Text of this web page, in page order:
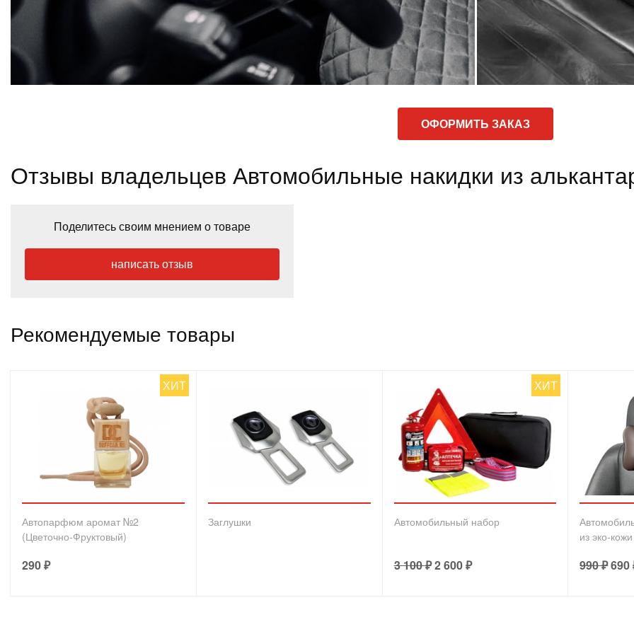
ОФОРМИТЬ ЗАКАЗ
Отзывы владельцев Автомобильные накидки из
Поделитесь своим мнением о товаре
написать отзыв
Рекомендуемые товары
ХИТ
Автопарфюм аромат №2
(Цветочно-Фруктовый)
290₽
Заглушки
ХИТ
Автомобильный набор
3 100₽2 600₽
из эко-кожи
990₽690